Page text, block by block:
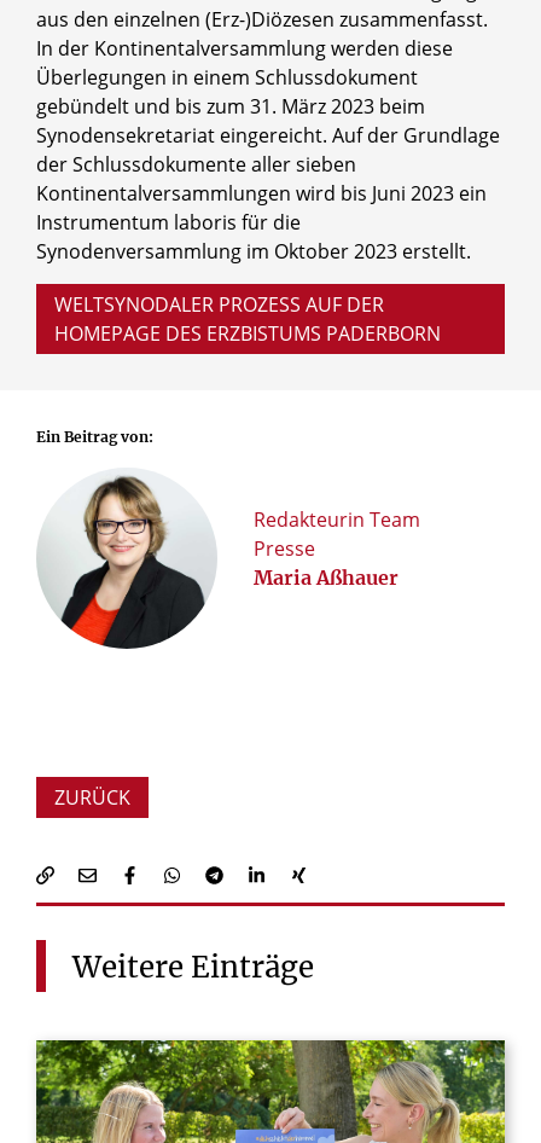
aus den einzelnen (Erz-)Diözesen zusammenfasst.
In der Kontinentalversammlung werden diese
Überlegungen in einem Schlussdokument
gebündelt und bis zum 31. März 2023 beim
Synodensekretariat eingereicht. Auf der Grundlage
der Schlussdokumente aller sieben
Kontinentalversammlungen wird bis Juni 2023 ein
Instrumentum laboris für die
Synodenversammlung im Oktober 2023 erstellt.
WELTSYNODALER PROZESS AUF DER
HOMEPAGE DES ERZBISTUMS PADERBORN
Ein Beitrag von:
Redakteurin Team
Presse
Maria Aßhauer
ZURÜCK
Weitere Einträge